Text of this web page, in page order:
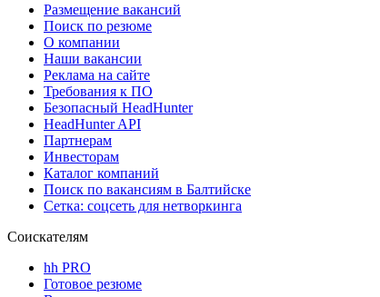
Размещение вакансий
Поиск по резюме
О компании
Наши вакансии
Реклама на сайте
Требования к ПО
Безопасный HeadHunter
HeadHunter API
Партнерам
Инвесторам
Каталог компаний
Поиск по вакансиям в Балтийске
Сетка: соцсеть для нетворкинга
Соискателям
hh PRO
Готовое резюме